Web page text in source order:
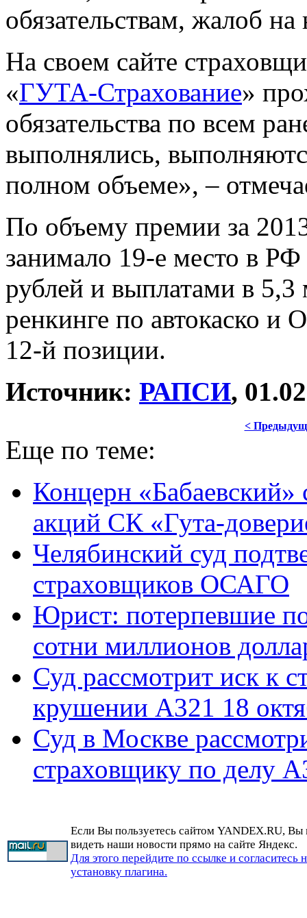
обязательствам, жалоб на
На своем сайте
«ГУТА-Страхование»
обязательства по всем
выполнялись,
полном объеме», –
По объему премии за
занимало 19-е место в РФ
рублей и выплатами в
ренкинге по автокаско
12-й позиции.
Источник: РАПСИ,
<
Еще по теме:
Концерн
акций СК «Гута-
Челябинский суд
страховщиков ОСАГО
Юрист: потерпевшие
сотни миллионов
Суд рассмотрит иск к
крушении А321 18
Суд в Москве
страховщику по делу
Если Вы пользуетесь сайтом YANDEX.RU, Вы
видеть наши новости прямо на сайте Яндекс.
Для этого перейдите по ссылке и согласитесь
установку плагина.